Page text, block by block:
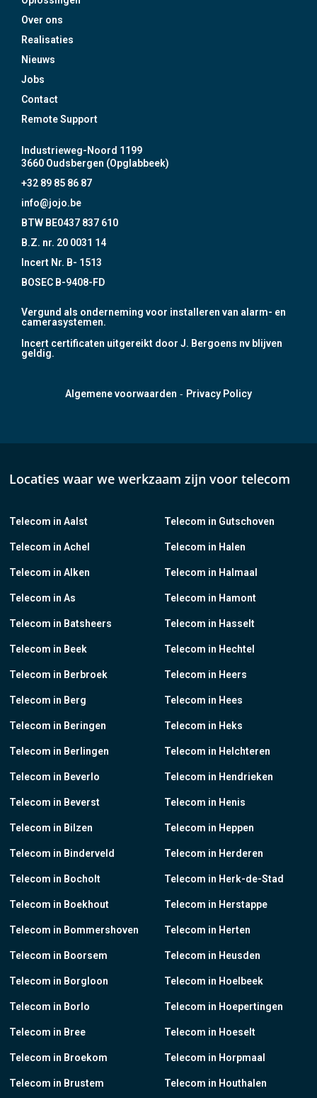
Over ons
Realisaties
Nieuws
Jobs
Contact
Remote Support
Industrieweg-Noord 1199
3660 Oudsbergen (Opglabbeek)
+32 89 85 86 87
info@jojo.be
BTW BE0437 837 610
B.Z. nr. 20 0031 14
Incert Nr. B- 1513
BOSEC B-9408-FD
Vergund als onderneming voor installeren van alarm- en
camerasystemen.
Incert certificaten uitgereikt door J. Bergoens nv blijven
geldig.
Algemene voorwaarden - Privacy Policy
Locaties waar we werkzaam zijn voor telecom
Telecom in Aalst
Telecom in Achel
Telecom in Alken
Telecom in As
Telecom in Batsheers
Telecom in Beek
Telecom in Berbroek
Telecom in Berg
Telecom in Beringen
Telecom in Berlingen
Telecom in Beverlo
Telecom in Beverst
Telecom in Bilzen
Telecom in Binderveld
Telecom in Bocholt
Telecom in Boekhout
Telecom in Bommershoven
Telecom in Boorsem
Telecom in Borgloon
Telecom in Borlo
Telecom in Bree
Telecom in Broekom
Telecom in Brustem
Telecom in Gutschoven
Telecom in Halen
Telecom in Halmaal
Telecom in Hamont
Telecom in Hasselt
Telecom in Hechtel
Telecom in Heers
Telecom in Hees
Telecom in Heks
Telecom in Helchteren
Telecom in Hendrieken
Telecom in Henis
Telecom in Heppen
Telecom in Herderen
Telecom in Herk-de-Stad
Telecom in Herstappe
Telecom in Herten
Telecom in Heusden
Telecom in Hoelbeek
Telecom in Hoepertingen
Telecom in Hoeselt
Telecom in Horpmaal
Telecom in Houthalen